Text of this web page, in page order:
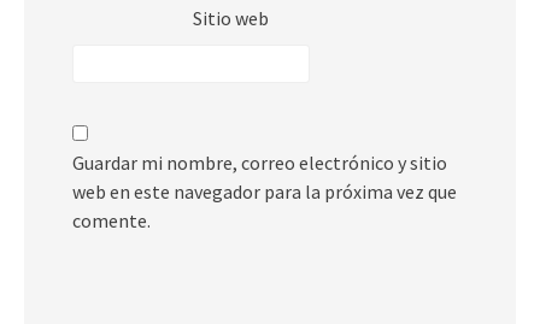
Sitio web
Guardar mi nombre, correo electrónico y sitio
web en este navegador para la próxima vez que
comente.